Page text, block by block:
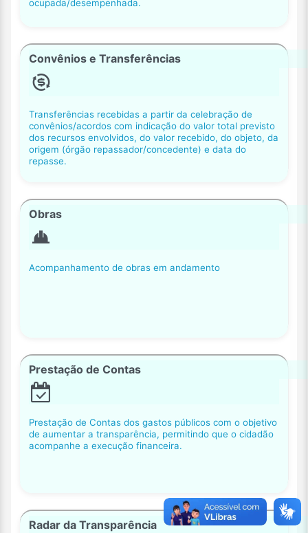
ocupada/desempenhada.
Convênios e Transferências
Transferências recebidas a partir da celebração de
convênios/acordos com indicação do valor total previsto
dos recursos envolvidos, do valor recebido, do objeto, da
origem (órgão repassador/concedente) e data do
repasse.
Obras
Acompanhamento de obras em andamento
Prestação de Contas
Prestação de Contas dos gastos públicos com o objetivo
de aumentar a transparência, permitindo que o cidadão
acompanhe a execução financeira.
Radar da Transparência